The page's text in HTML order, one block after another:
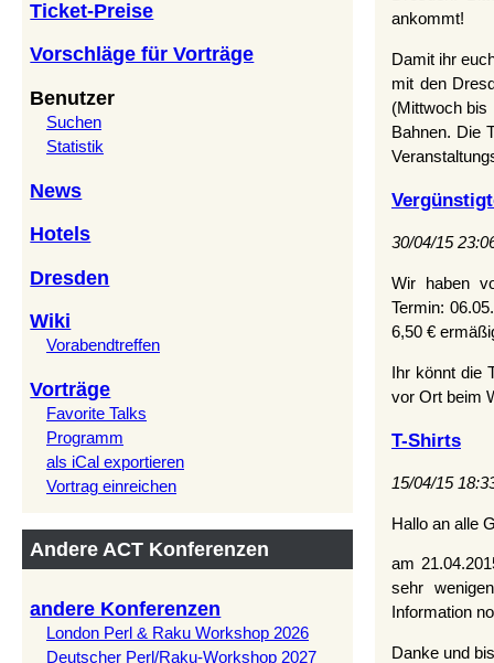
Ticket-Preise
Vorschläge für Vorträge
Benutzer
Suchen
Statistik
News
Hotels
Dresden
Wiki
Vorabendtreffen
Vorträge
Favorite Talks
Programm
als iCal exportieren
Vortrag einreichen
Andere ACT Konferenzen
andere Konferenzen
London Perl & Raku Workshop 2026
Deutscher Perl/Raku-Workshop 2027
ankommt!
Damit ihr
mit den
(Mittwoch bis
Bahnen. Die
30/04/15
Wir haben
Termin:
6,50 €
Ihr könnt die
vor Ort beim
T-Shirts
15/04/15
Hallo an alle
am
sehr
Information
Danke und